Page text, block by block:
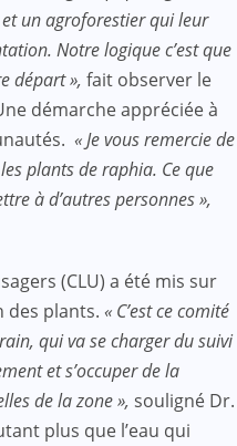
un agroforestier qui leur
Notre logique c’est que
départ », fait observer le
démarche appréciée à
« Je vous remercie de
plants de raphia. Ce que
à d’autres personnes »,
(CLU) a été mis sur
plants. « C’est ce comité
qui va se charger du suivi
et s’occuper de la
de la zone », souligné Dr.
plus que l’eau qui